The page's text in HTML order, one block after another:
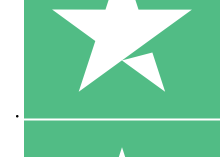
Payez à l'utilisation avec des crédits de téléchargement. Sans
1 Téléchargement
10 00
10 Téléchargements